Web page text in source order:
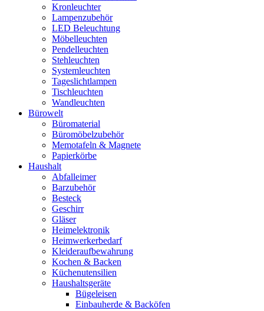
Kronleuchter
Lampenzubehör
LED Beleuchtung
Möbelleuchten
Pendelleuchten
Stehleuchten
Systemleuchten
Tageslichtlampen
Tischleuchten
Wandleuchten
Bürowelt
Büromaterial
Büromöbelzubehör
Memotafeln & Magnete
Papierkörbe
Haushalt
Abfalleimer
Barzubehör
Besteck
Geschirr
Gläser
Heimelektronik
Heimwerkerbedarf
Kleideraufbewahrung
Kochen & Backen
Küchenutensilien
Haushaltsgeräte
Bügeleisen
Einbauherde & Backöfen